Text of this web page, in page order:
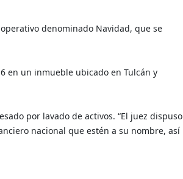
denominado Navidad, que se
en un inmueble ubicado en Tulcán y
por lavado de activos. “El juez dispuso
nacional que estén a su nombre, así